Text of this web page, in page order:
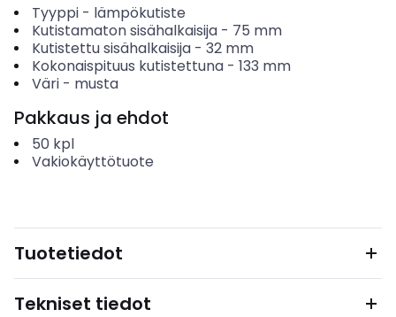
Tyyppi- lämpökutiste
Kutistamaton sisähalkaisija- 75 mm
Kutistettu sisähalkaisija- 32 mm
Kokonaispituus kutistettuna- 133 mm
Väri- musta
Pakkaus ja ehdot
50 kpl
Vakiokäyttötuote
Tuotetiedot
Tekniset tiedot